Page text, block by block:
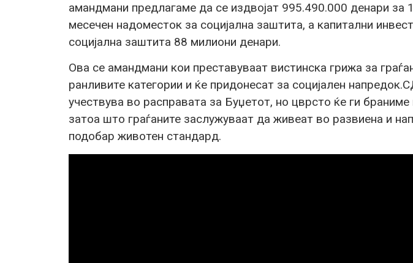
амандмани предлагаме да се издвојат 995.490.000 денари за
месечен надоместок за социјална заштита, а капитални
социјална заштита 88 милиони денари.
Ова се амандмани кои преставуваат вистинска грижа за
ранливите категории и ќе придонесат за социјален
учествува во расправата за Буџетот, но цврсто ќе ги
затоа што граѓаните заслужуваат да живеат во развиена и
подобар животен стандард.